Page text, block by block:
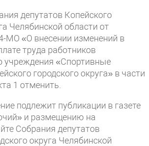
депутатов Копейского
Челябинской области от
МО «О внесении изменений в
труда работников
учреждения «Спортивные
городского округа» в части
1 отменить.
подлежит публикации в газете
и размещению на
Собрания депутатов
округа Челябинской